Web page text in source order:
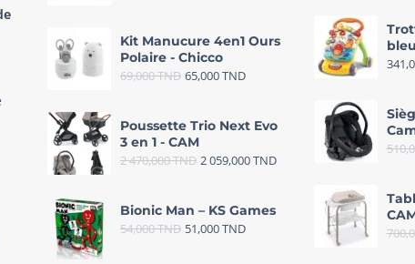
Kit Manucure 4en1 Ours
Polaire - Chicco
69,000TND 65,000TND
Poussette Trio Next Evo
3 en 1 - CAM
2 470,000TND 2 059,000TND
Bionic Man – KS Games
54,000TND 51,000TND